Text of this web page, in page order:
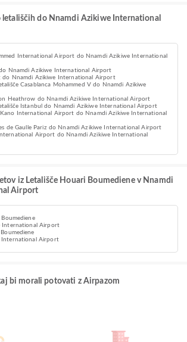
do Nnamdi Azikiwe International
International Airport do Nnamdi Azikiwe International
Nnamdi Azikiwe International Airport
do Nnamdi Azikiwe International Airport
Casablanca Mohammed V do Nnamdi Azikiwe
Heathrow do Nnamdi Azikiwe International Airport
Istanbul do Nnamdi Azikiwe International Airport
Kano International Airport do Nnamdi Azikiwe International
de Gaulle Pariz do Nnamdi Azikiwe International Airport
Airport do Nnamdi Azikiwe International
iz Letališče Houari Boumediene v Nnamdi
Airport
International Airport
International Airport
bi morali potovati z Airpazom